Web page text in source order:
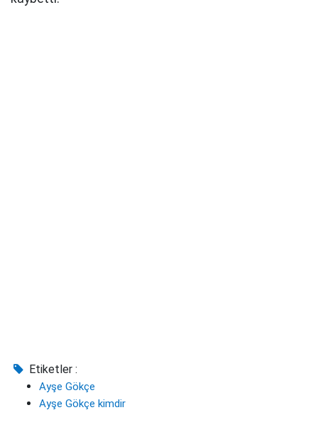
Etiketler :
Ayşe Gökçe
Ayşe Gökçe kimdir